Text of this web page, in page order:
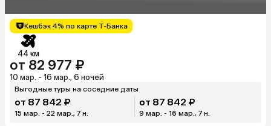
Кешбэк 4% по карте Т-Банка
44 км
от 82 977 ₽
10 мар. - 16 мар., 6 ночей
Выгодные туры на соседние даты
от 87 842 ₽
15 мар. - 22 мар., 7 н.
от 87 842 ₽
9 мар. - 16 мар., 7 н.